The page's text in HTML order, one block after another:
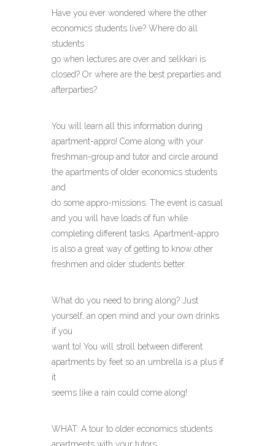
Have you ever wondered where the other
economics students live? Where do all
students
go when lectures are over and selkkari is
closed? Or where are the best preparties and
afterparties?
You will learn all this information during
apartment-appro! Come along with your
freshman-group and tutor and circle around
the apartments of older economics students
and
do some appro-missions. The event is casual
and you will have loads of fun while
completing different tasks. Apartment-appro
is also a great way of getting to know other
freshmen and older students better.
What do you need to bring along? Just
yourself, an open mind and your own drinks
if you
want to! You will stroll between different
apartments by feet so an umbrella is a plus if
it
seems like a rain could come along!
WHAT: A tour to older economics students